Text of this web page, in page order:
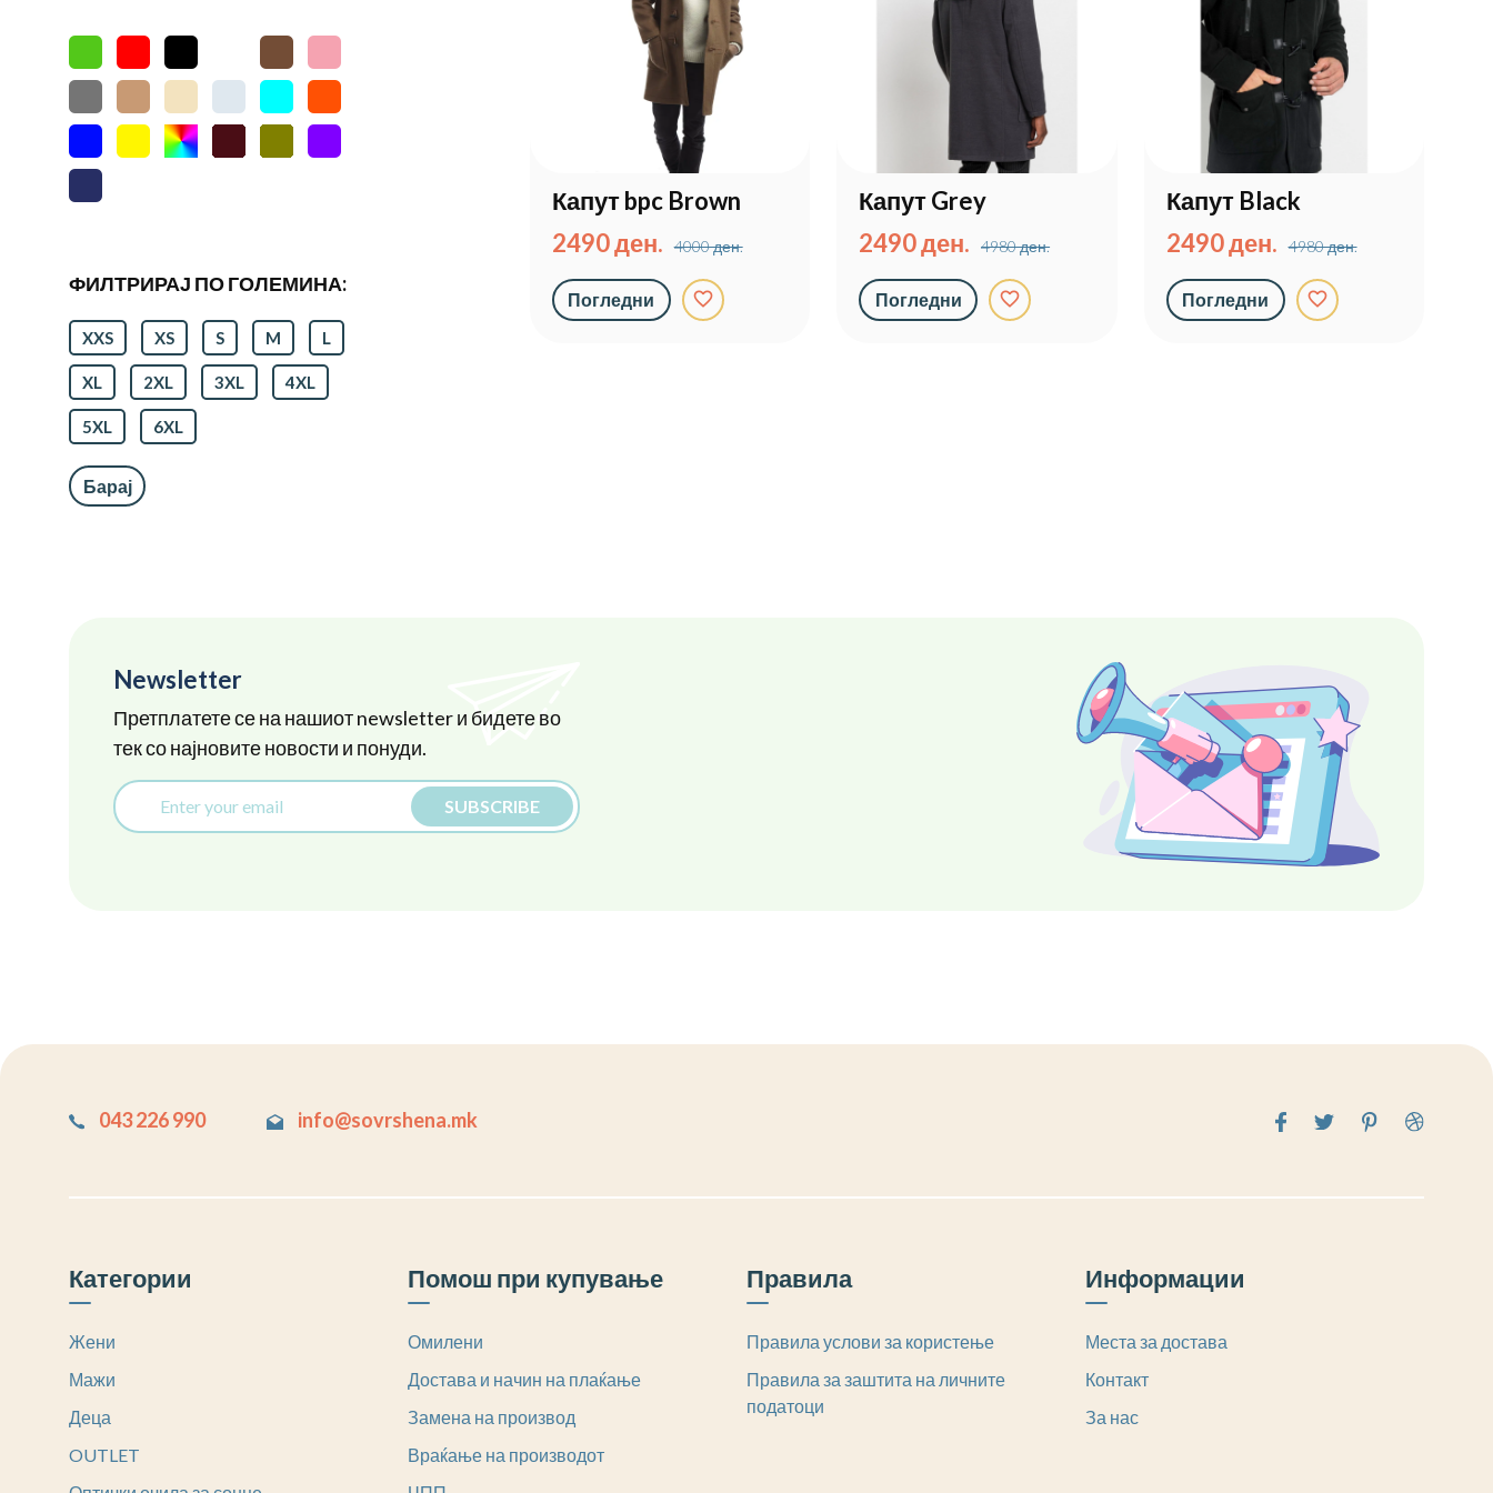
ФИЛТРИРАЈ ПО ГОЛЕМИНА:
XXS XS S M L
XL 2XL 3XL 4XL
5XL 6XL
Барај
Капут bpc Brown
2490 ден.
4000 ден.
Погледни favorite_border
Капут Grey
2490 ден.
4980 ден.
Погледни favorite_border
Капут Black
2490 ден.
4980 ден.
Погледни favorite_border
Newsletter
Претплатете се на нашиот newsletter и бидете во
тек со најновите новости и понуди.
SUBSCRIBE
043 226 990 info@sovrshena.mk
Категории
Жени
Мажи
Деца
OUTLET
Помош при купување
Омилени
Достава и начин на плаќање
Замена на производ
Враќање на производот
Правила
Правила услови за користење
Правила за заштита на личните
податоци
Информации
Места за достава
Контакт
За нас